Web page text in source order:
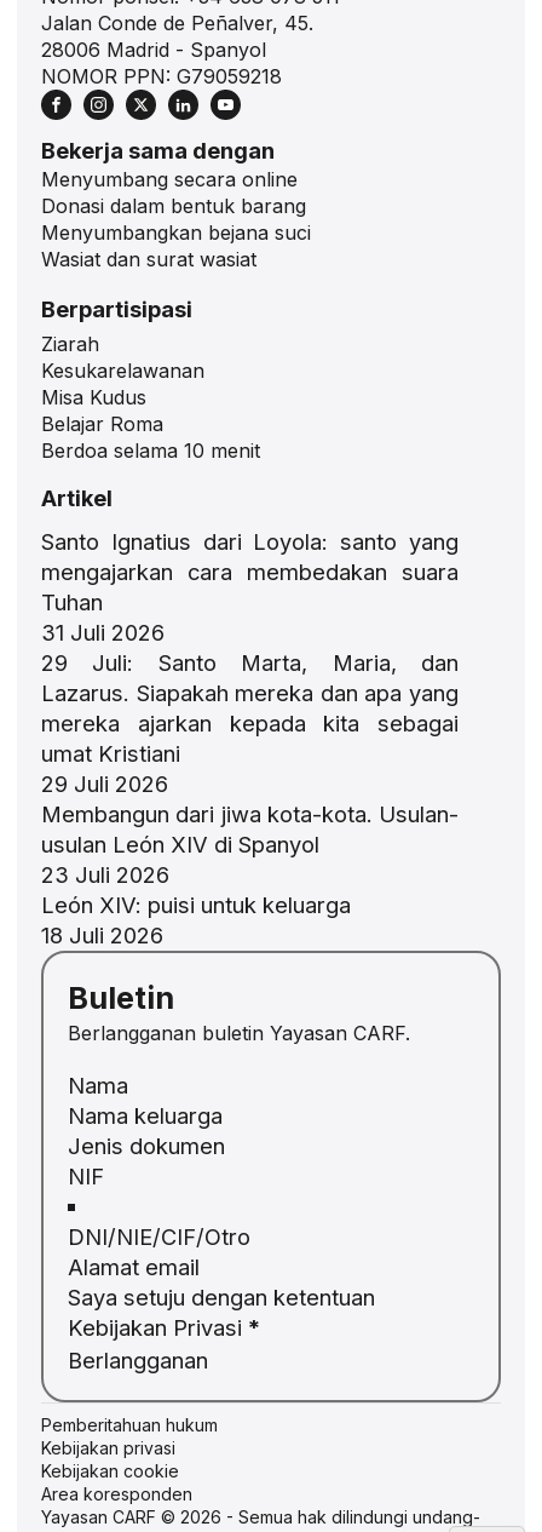
Jalan Conde de Peñalver, 45.
28006 Madrid - Spanyol
NOMOR PPN: G79059218
Bekerja sama dengan
Menyumbang secara online
Donasi dalam bentuk barang
Menyumbangkan bejana suci
Wasiat dan surat wasiat
Berpartisipasi
Ziarah
Kesukarelawanan
Misa Kudus
Belajar Roma
Berdoa selama 10 menit
Artikel
Santo Ignatius dari Loyola: santo yang
mengajarkan cara membedakan suara
Tuhan
31 Juli 2026
29 Juli: Santo Marta, Maria, dan
Lazarus. Siapakah mereka dan apa yang
mereka ajarkan kepada kita sebagai
umat Kristiani
29 Juli 2026
Membangun dari jiwa kota-kota. Usulan-
usulan León XIV di Spanyol
23 Juli 2026
León XIV: puisi untuk keluarga
18 Juli 2026
Buletin
Berlangganan buletin Yayasan CARF.
Bagian
Jenis dokumen
Saya setuju dengan ketentuan
Kebijakan Privasi *
Berlangganan
Pemberitahuan hukum
Kebijakan privasi
Kebijakan cookie
Area koresponden
Yayasan CARF © 2026 - Semua hak dilindungi undang-
ES
FR